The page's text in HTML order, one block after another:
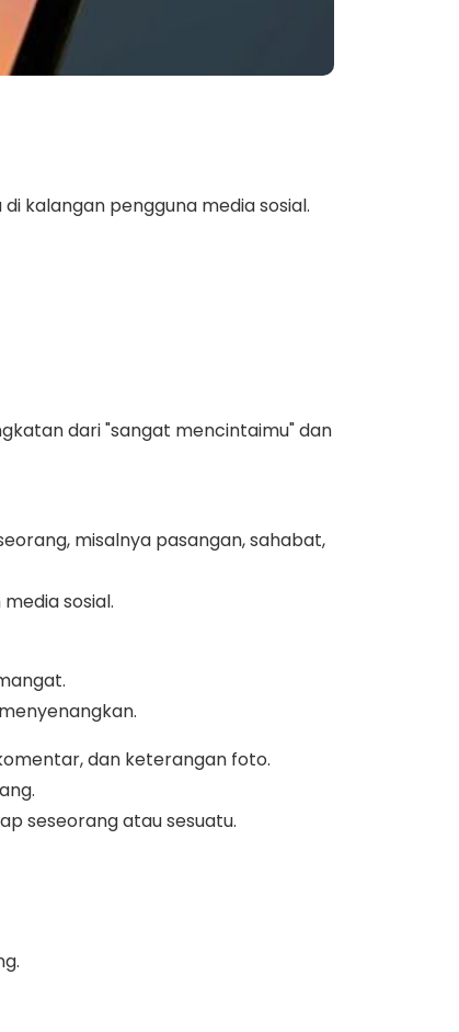
kalangan pengguna media sosial.
dari "sangat mencintaimu" dan
misalnya pasangan, sahabat,
sosial.
dan keterangan foto.
seseorang atau sesuatu.